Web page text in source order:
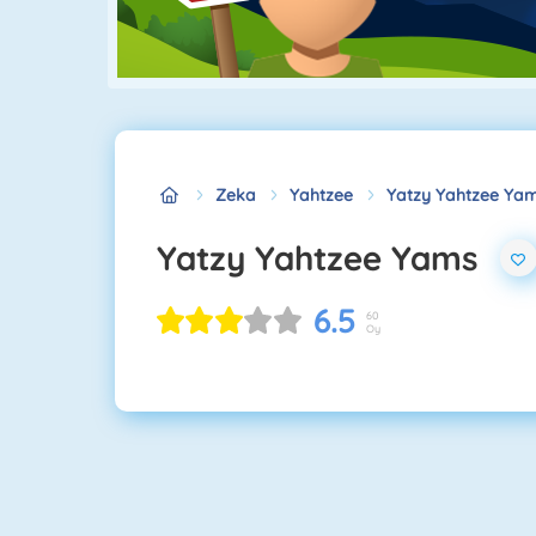
Zeka Yahtzee Yatzy Yahtzee
Yatzy Yahtzee Yams
6.5
60
Oy